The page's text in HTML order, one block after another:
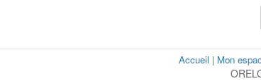
Accueil | Mon